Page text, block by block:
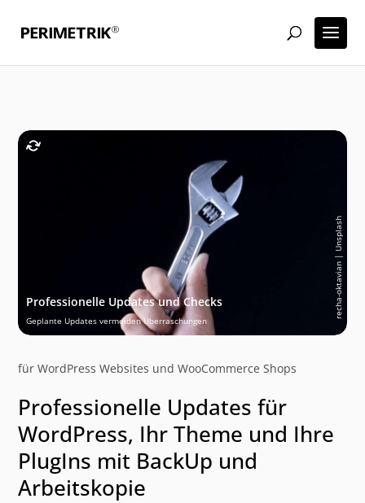
recha-oktavian | Unsplash
Professionelle Updates und Checks
Geplante Updates vermeiden Überraschungen
für WordPress Websites und WooCommerce Shops
Professionelle Updates für
WordPress, Ihr Theme und Ihre
PlugIns mit BackUp und
Arbeitskopie